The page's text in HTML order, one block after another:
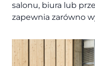
salonu, biura lub
zapewnia zarówno